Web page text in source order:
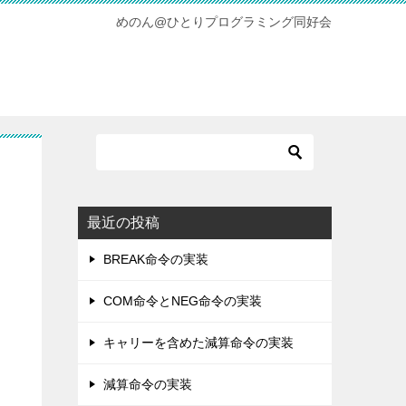
めのん@ひとりプログラミング同好会
最近の投稿
BREAK命令の実装
COM命令とNEG命令の実装
キャリーを含めた減算命令の実装
減算命令の実装